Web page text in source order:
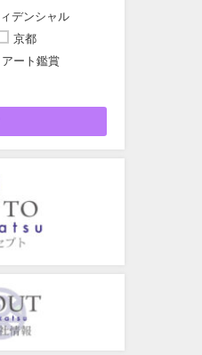
デンシャル
京都
アート鑑賞